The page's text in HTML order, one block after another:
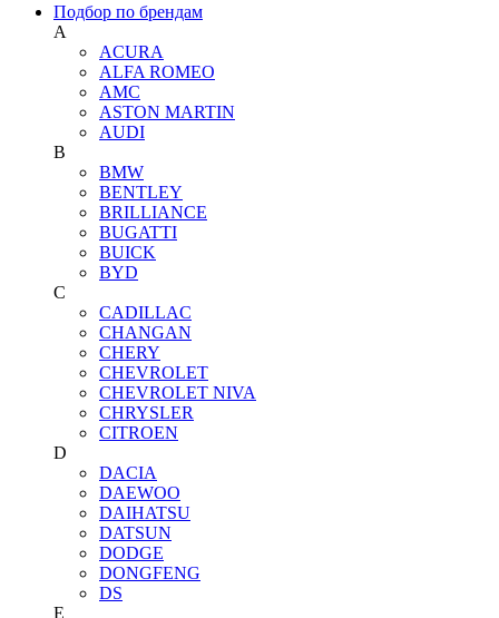
Подбор по брендам
A
ACURA
ALFA ROMEO
AMC
ASTON MARTIN
AUDI
B
BMW
BENTLEY
BRILLIANCE
BUGATTI
BUICK
BYD
C
CADILLAC
CHANGAN
CHERY
CHEVROLET
CHEVROLET NIVA
CHRYSLER
CITROEN
D
DACIA
DAEWOO
DAIHATSU
DATSUN
DODGE
DONGFENG
DS
E